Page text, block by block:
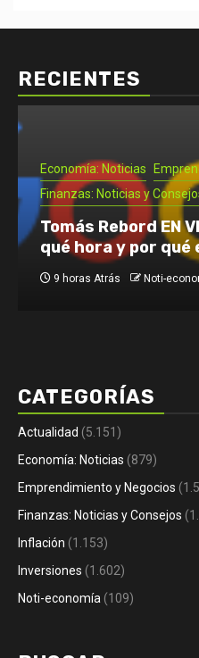
RECIENTES
Emprendimiento y Negocios
Noti- Economia:
autónomo se vaya
1 día Atrás Noti-
CATEGORÍAS
Actualidad (5.151)
Economía: Noticias (879)
Emprendimiento y Negocios
Finanzas: Noticias y Consejos
Inflación (1.153)
Inversiones (1.602)
Noti-economía (109)